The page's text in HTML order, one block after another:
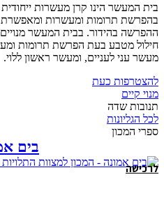
בית המעשר הינו קרן מעשרות
בהפרשת תרומות ומעשרות ומאפשרת
ההפרשה בהידור. בבית המעשר
חילול מטבע בעת הפרשת תרומות
מעשר עני לעניים, ומעשר ראשון ללוי.
להצטרפות כעת
מנוי קיים
תנובות שדה
לכל הגליונות
ספרי המכון
בים
לרכישה